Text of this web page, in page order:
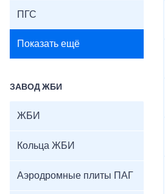
ПГС
Показать ещё
ЗАВОД ЖБИ
ЖБИ
Кольца ЖБИ
Аэродромные плиты ПАГ